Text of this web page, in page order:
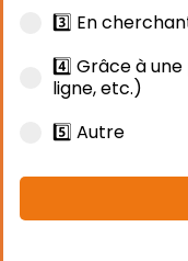
3️⃣ En
4️⃣ Grâce à
ligne, etc.)
5️⃣ Autre